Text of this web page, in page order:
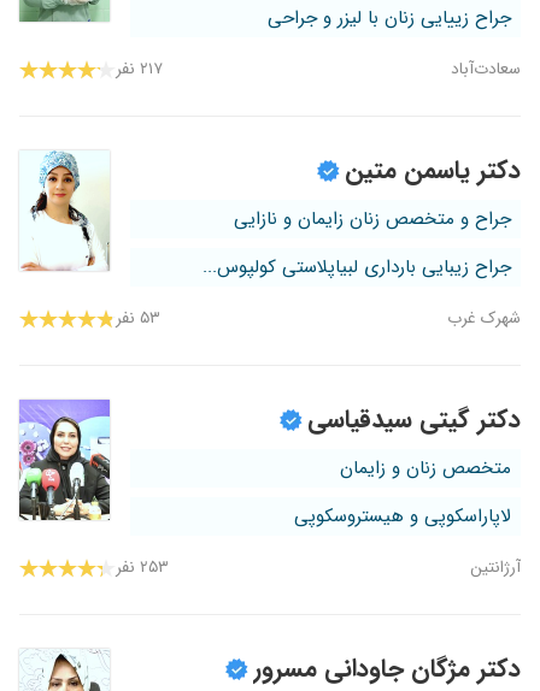
حساسیت داده بودم با نسخه ایشان کامل خوب
۱۴۰۰/۰۲/۲۴
۱۴۰۳/۱۲/۰۴
جراح زییایی زنان با لیزر و جراحی
سعادت‌آباد ۲۱۷ نفر
دکتر یاسمن متین
جراح و متخصص زنان زایمان و نازایی
جراح زیبایی بارداری لبیاپلاستی کولپوس...
شهرک غرب ۵۳ نفر
دکتر گیتی سیدقیاسی
متخصص زنان و زایمان
لاپاراسکوپی و هیستروسکوپی
آرژانتین ۲۵۳ نفر
دکتر مژگان جاودانی مسرور